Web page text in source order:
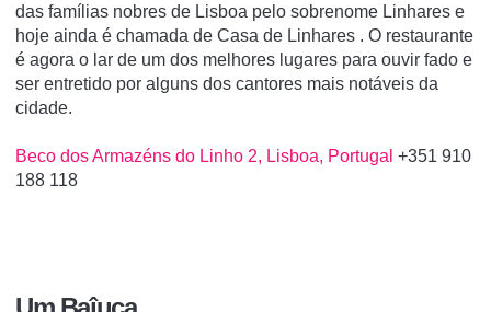
das famílias nobres de Lisboa pelo sobrenome Linhares e
hoje ainda é chamada de Casa de Linhares . O restaurante
é agora o lar de um dos melhores lugares para ouvir fado e
ser entretido por alguns dos cantores mais notáveis da
cidade.
Beco dos Armazéns do Linho 2, Lisboa, Portugal +351 910
188 118